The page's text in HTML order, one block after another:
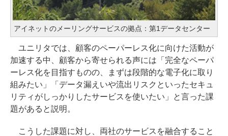
アイネットのメーリングサービスの拠点：第1データセンター
ユニリタでは、顧客のペーパーレス化に向けた活動が
加速する中、顧客から寄せられる声には「完全なペーパ
ーレス化を目指すものの、まずは段階的な電子化に取り
組みたい」「データ漏えいや流出リスクといったセキュ
リティがしっかりしたサービスを使いたい」と言った課
題があると説明。
こうした課題に対し、両社のサービスを融合すること